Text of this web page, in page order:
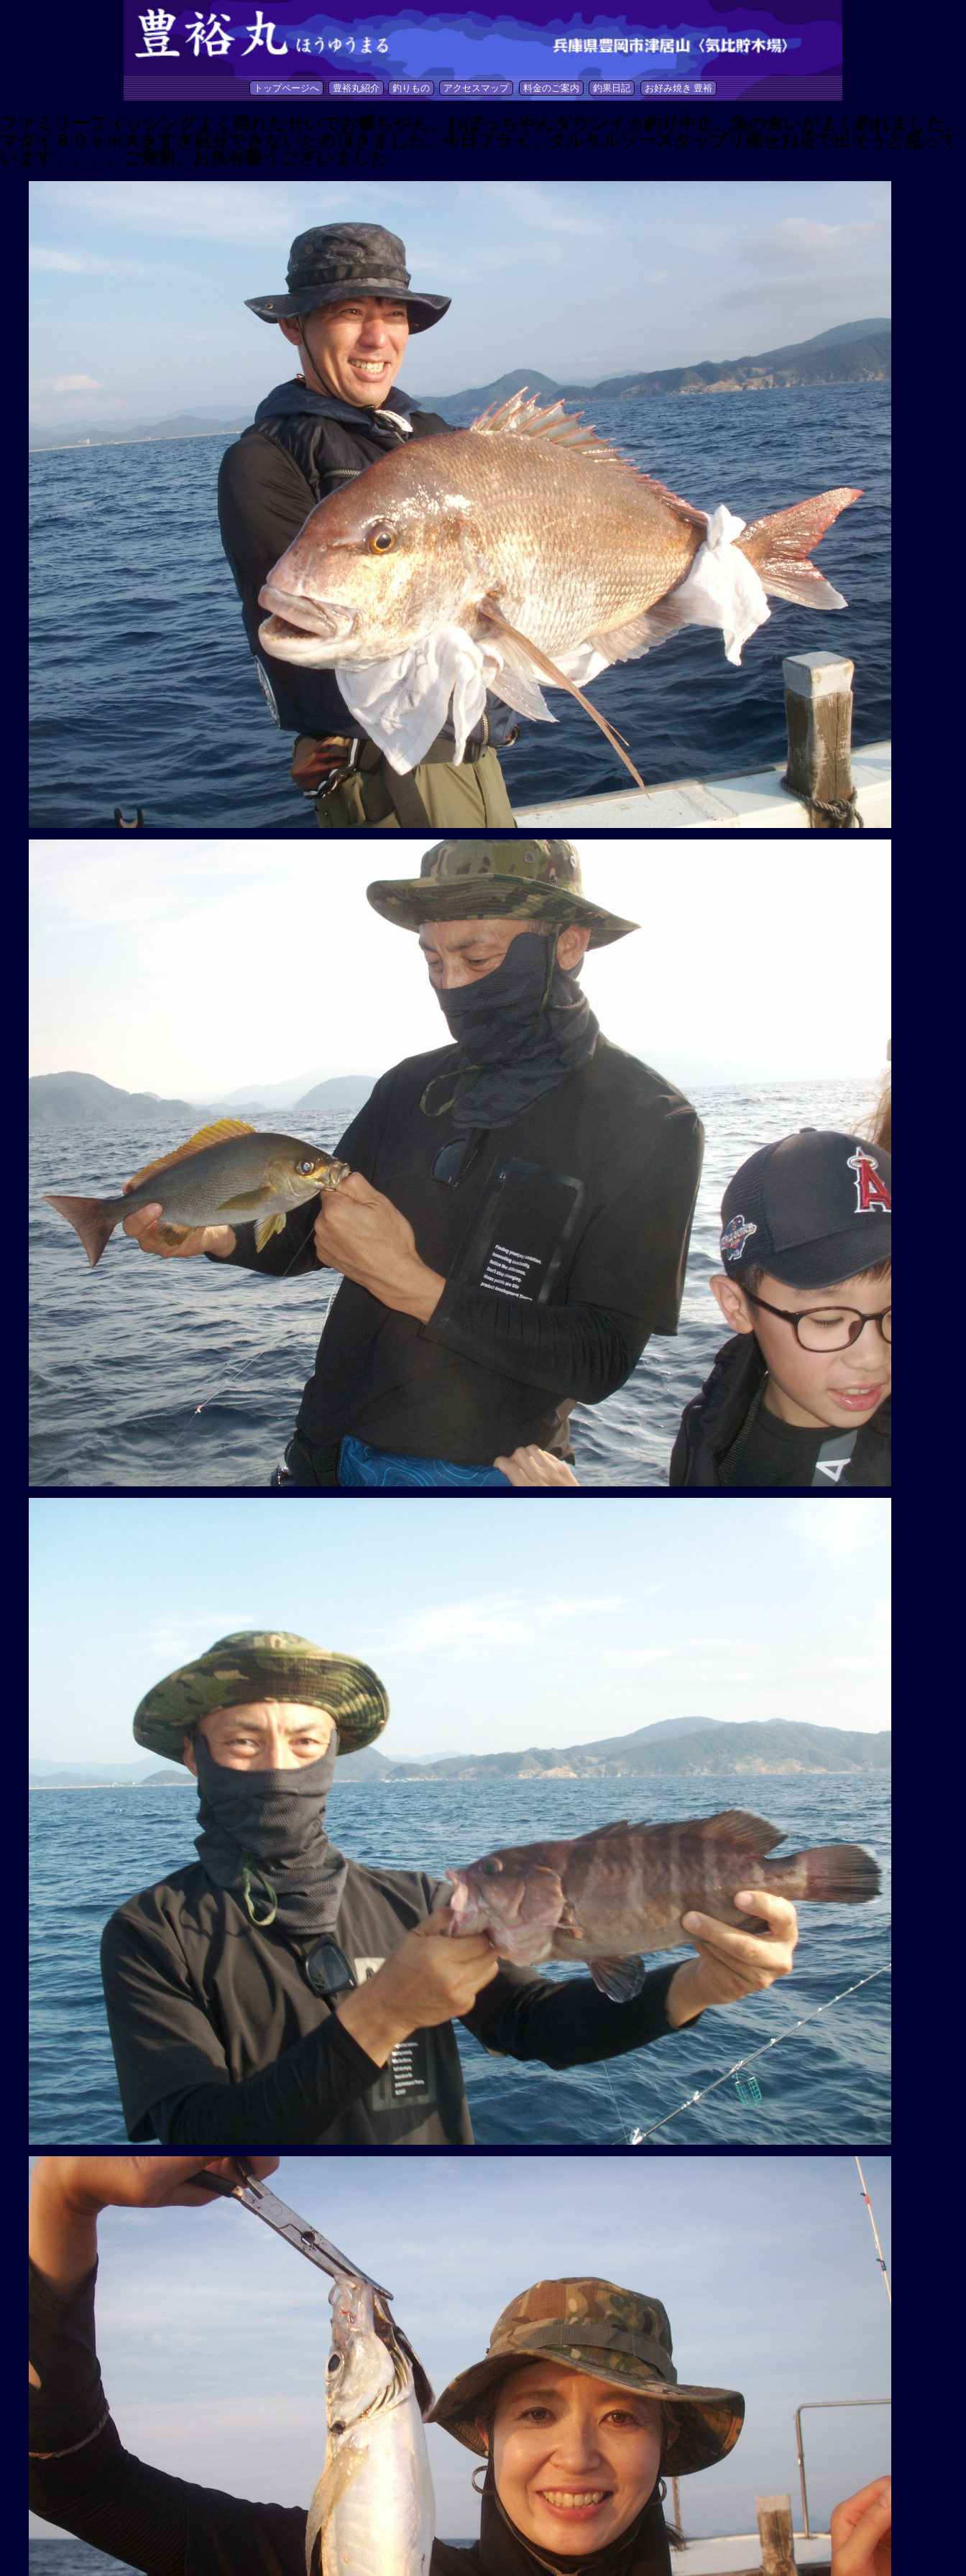
トップページへ 豊裕丸紹介 釣りもの アクセスマップ 料金のご案内 釣果日記 お好み焼き 豊裕
ファミリーフィッシングよく揺れたせいでお嬢ちやん、おぼっちやんダウンイカ釣り中止、魚の食いがよく釣れました、
マダイ８０ｃｍ大きすぎ処分できないため頂きました、今日フライ、タルタルソースタップリ乗せお店で出そうと思って
います、、、、ご乗船、お魚有難うございました